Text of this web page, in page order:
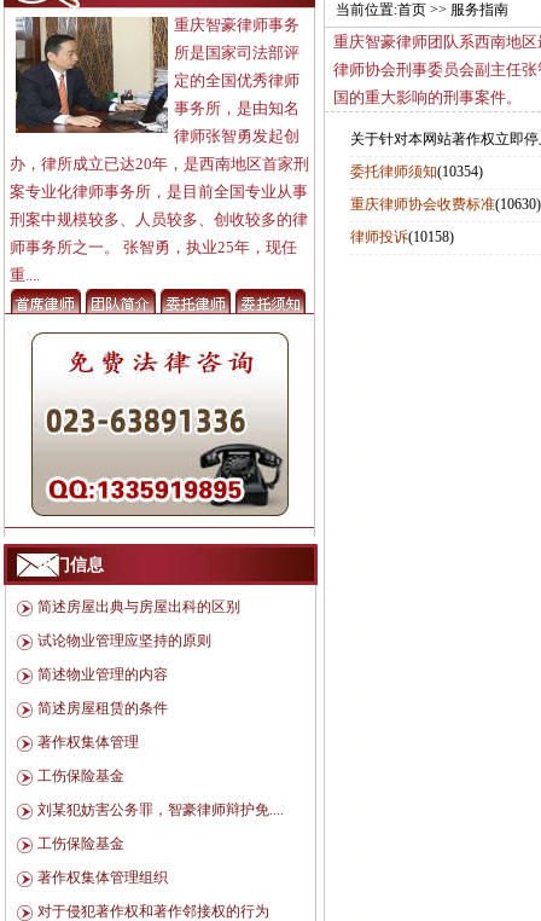
重庆智豪律师事务
所是国家司法部评
定的全国优秀律师
事务所，是由知名
律师张智勇发起创
办，律所成立已达20年，是西南地区首家刑
案专业化律师事务所，是目前全国专业从事
刑案中规模较多、人员较多、创收较多的律
师事务所之一。 张智勇，执业25年，现任
重....
热门信息
简述房屋出典与房屋出科的区别
试论物业管理应坚持的原则
简述物业管理的内容
简述房屋租赁的条件
著作权集体管理
工伤保险基金
刘某犯妨害公务罪，智豪律师辩护免....
工伤保险基金
著作权集体管理组织
对于侵犯著作权和著作邻接权的行为
当前位置:首页 >> 服务指南
重庆智豪律师团队系西南地
律师协会刑事委员会副主任
国的重大影响的刑事案件。
关于针对本网站著作权立即
委托律师须知(10354)
重庆律师协会收费标准(10630)
律师投诉(10158)